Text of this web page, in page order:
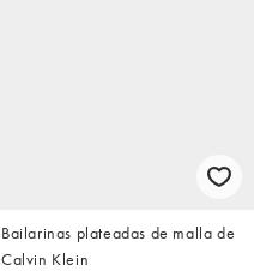
Bailarinas plateadas de malla de
Calvin Klein